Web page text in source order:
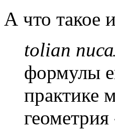
А что такое
tolian
формулы
практике